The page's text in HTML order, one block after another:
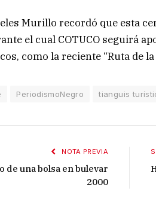
Murillo recordó que esta
el cual COTUCO seguirá
como la reciente “Ruta de la
PeriodismoNegro tianguis
NOTA PREVIA
una bolsa en bulevar
2000